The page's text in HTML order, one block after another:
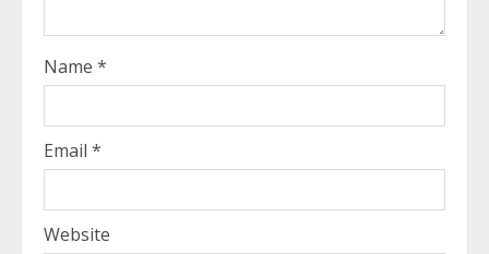
Name *
Email *
Website